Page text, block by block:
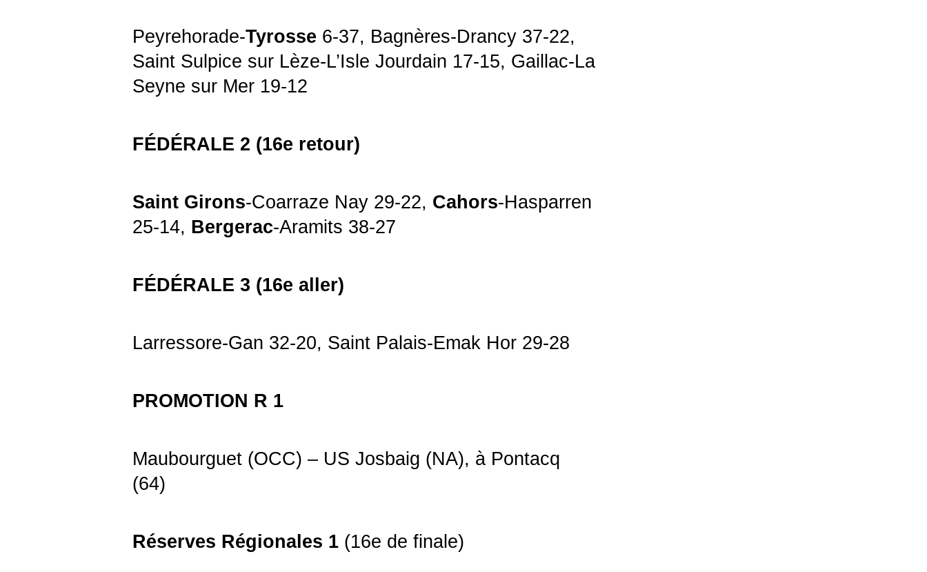
Peyrehorade-Tyrosse 6-37, Bagnères-Drancy 37-22,
Saint Sulpice sur Lèze-L’Isle Jourdain 17-15, Gaillac-La
Seyne sur Mer 19-12
FÉDÉRALE 2 (16e retour)
Saint Girons-Coarraze Nay 29-22, Cahors-Hasparren
25-14, Bergerac-Aramits 38-27
FÉDÉRALE 3 (16e aller)
Larressore-Gan 32-20, Saint Palais-Emak Hor 29-28
PROMOTION R 1
Maubourguet (OCC) – US Josbaig (NA), à Pontacq
(64)
Réserves Régionales 1 (16e de finale)